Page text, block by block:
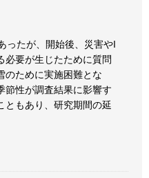
ったが、開始後、災害やI
必要が生じたために質問
のために実施困難とな
節性が調査結果に影響す
ともあり、研究期間の延